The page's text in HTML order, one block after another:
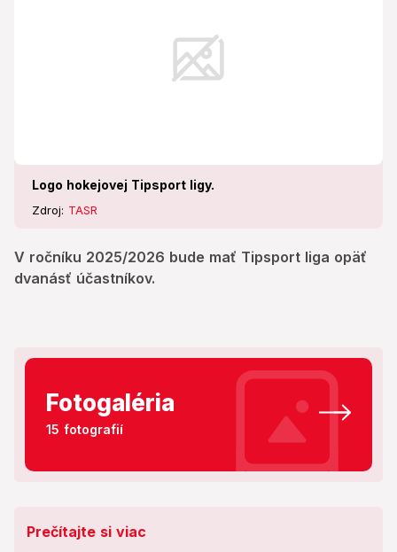
Logo hokejovej Tipsport ligy.
Zdroj: TASR
V ročníku 2025/2026 bude mať Tipsport liga opäť
dvanásť účastníkov.
Fotogaléria
15 fotografií
Prečítajte si viac